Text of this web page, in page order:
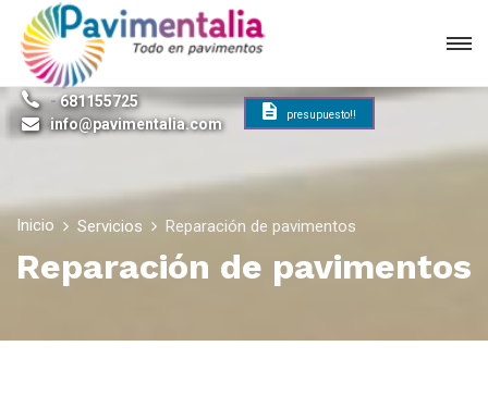
-681155725
info@pavimentalia.com
presupuesto!!
Inicio Servicios Reparación de pavimentos
Reparación de pavimentos